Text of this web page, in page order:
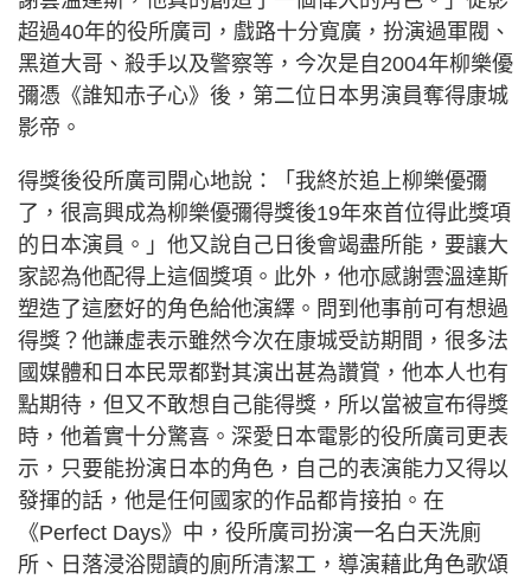
超過40年的役所廣司，戲路十分寬廣，扮演過軍閥、
黑道大哥、殺手以及警察等，今次是自2004年柳樂優
彌憑《誰知赤子心》後，第二位日本男演員奪得康城
影帝。
得獎後役所廣司開心地說：「我終於追上柳樂優彌
了，很高興成為柳樂優彌得獎後19年來首位得此獎項
的日本演員。」他又說自己日後會竭盡所能，要讓大
家認為他配得上這個獎項。此外，他亦感謝雲溫達斯
塑造了這麼好的角色給他演繹。問到他事前可有想過
得獎？他謙虛表示雖然今次在康城受訪期間，很多法
國媒體和日本民眾都對其演出甚為讚賞，他本人也有
點期待，但又不敢想自己能得獎，所以當被宣布得獎
時，他着實十分驚喜。深愛日本電影的役所廣司更表
示，只要能扮演日本的角色，自己的表演能力又得以
發揮的話，他是任何國家的作品都肯接拍。在
《Perfect Days》中，役所廣司扮演一名白天洗廁
所、日落浸浴閱讀的廁所清潔工，導演藉此角色歌頌